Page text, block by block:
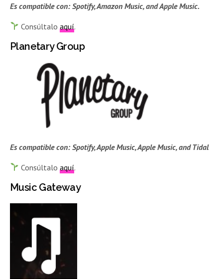
Es compatible con: Spotify, Amazon Music, and Apple Music.
Consúltaloaquí.
Planetary Group
Es compatible con: Spotify, Apple Music, Apple Music, and Tidal
Consúltaloaquí.
Music Gateway